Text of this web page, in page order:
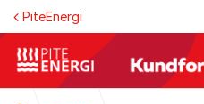
Hoppa till innehåll
PiteEnergi